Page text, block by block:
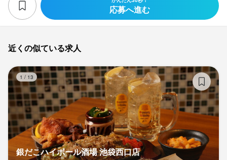
応募へ進む
近くの似ている求人
1 / 13
銀だこハイボール酒場 池袋西口店